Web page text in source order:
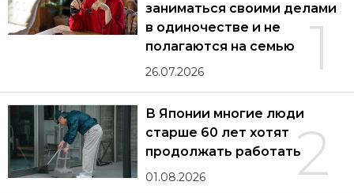
1
заниматься своими делами
в одиночестве и не
полагаются на семью
26.07.2026
2
В Японии многие люди
старше 60 лет хотят
продолжать работать
01.08.2026